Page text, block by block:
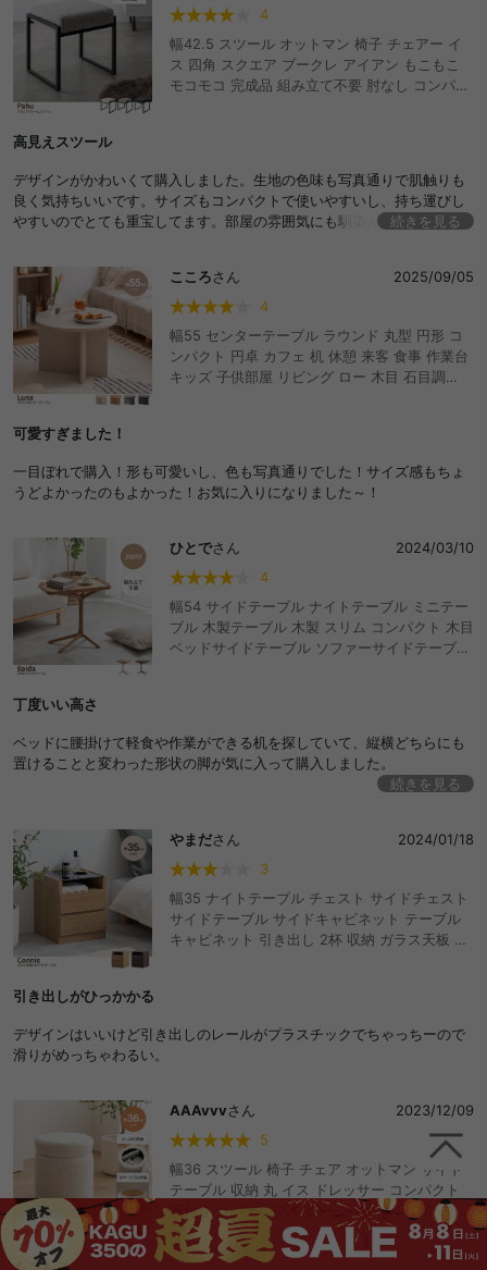
4
幅42.5 スツール オットマン 椅子 チェアー イ
ス 四角 スクエア ブークレ アイアン もこもこ
モコモコ 完成品 組み立て不要 肘なし コンパク
高見えスツール
デザインがかわいくて購入しました。生地の色味も写真通りで肌触りも
良く気持ちいいです。サイズもコンパクトで使いやすいし、持ち運びし
やすいのでとても重宝してます。部屋の雰囲気にも馴染んでお気に入り
続きを見る
こころさん
2025/09/05
4
幅55 センターテーブル ラウンド 丸型 円形 コ
ンパクト 円卓 カフェ 机 休憩 来客 食事 作業台
キッズ 子供部屋 リビング ロー 木目 石目調
可愛すぎました！
一目ぼれで購入！形も可愛いし、色も写真通りでした！サイズ感もちょ
うどよかったのもよかった！お気に入りになりました～！
ひとでさん
2024/03/10
4
幅54 サイドテーブル ナイトテーブル ミニテー
ブル 木製テーブル 木製 スリム コンパクト 木目
ベッドサイドテーブル ソファーサイドテーブル
丁度いい高さ
ベッドに腰掛けて軽食や作業ができる机を探していて、縦横どちらにも
置けることと変わった形状の脚が気に入って購入しました。
脚部分は縦横どちらに置いても安定していますが、天板部分が縦置きの
時に少しガタつくので星4にしました。
続きを見る
やまださん
2024/01/18
3
幅35 ナイトテーブル チェスト サイドチェスト
サイドテーブル サイドキャビネット テーブル
キャビネット 引き出し 2杯 収納 ガラス天板 強
ド ベッド脇 コード穴 ストッパー付き おしゃれ
引き出しがひっかかる
デザインはいいけど引き出しのレールがプラスチックでちゃっちーので
滑りがめっちゃわるい。
AAAvvvさん
2023/12/09
5
幅36 スツール 椅子 チェア オットマン サイド
テーブル 収納 丸 イス ドレッサー コンパクト
蓋付き リバーシブル ベーシック シンプル ブー
クレ プードルファー デスク 収納ボックス コン
パクト いす ラウンド 一人暮らし リビング 玄関
もこもこ